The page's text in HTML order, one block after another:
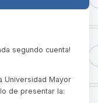
segundo cuenta!
Universidad Mayor
de presentar la: